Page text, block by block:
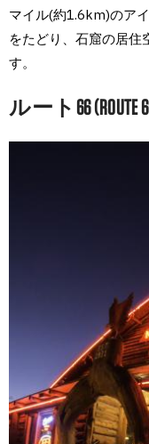
マイル(約1.6km)のア
をたどり、石窟の居住
す。
ルート66 (ROUTE